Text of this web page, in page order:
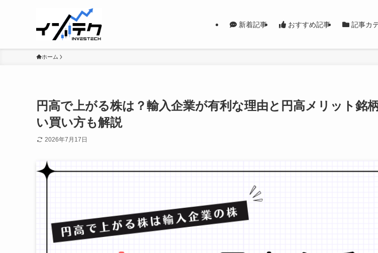
新着記事 おすすめ記事 記事カ
ホーム
円高で上がる株は？輸入企業が有利な理由と円高メリット銘
い買い方も解説
2026年7月17日